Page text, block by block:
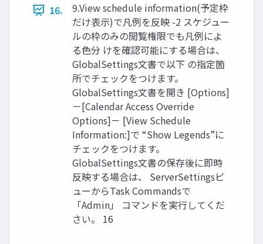
16.
9.View schedule information(予定枠
だけ表示)で凡例を反映 -2 スケジュー
ルの枠のみの閲覧権限でも凡例によ
る色分 けを確認可能にする場合は、
GlobalSettings文書で以下 の指定箇
所でチェックをつけます。
GlobalSettings文書を開き [Options]
－[Calendar Access Override
Options]－ [View Schedule
Information:]で “Show Legends”に
チェックをつけます。
GlobalSettings文書の保存後に即時
反映する場合は、 ServerSettingsビ
ューからTask Commandsで
「Admin」 コマンドを実行してくだ
さい。 16